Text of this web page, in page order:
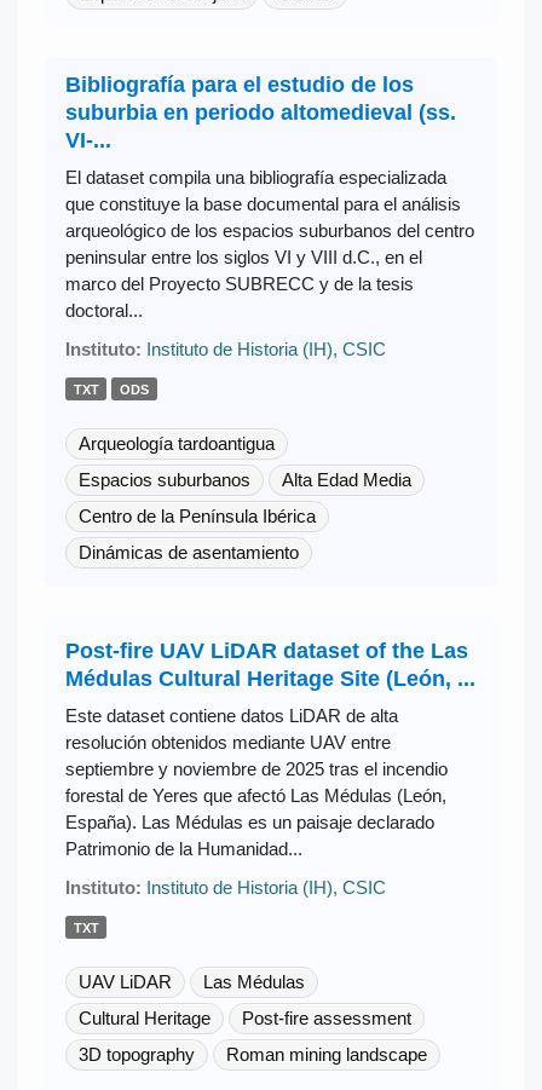
Bibliografía para el estudio de los
suburbia en periodo altomedieval (ss.
VI-...
El dataset compila una bibliografía especializada
que constituye la base documental para el análisis
arqueológico de los espacios suburbanos del centro
peninsular entre los siglos VI y VIII d.C., en el
marco del Proyecto SUBRECC y de la tesis
doctoral...
Instituto: Instituto de Historia (IH), CSIC
TXT ODS
Arqueología tardoantigua
Espacios suburbanos
Alta Edad Media
Centro de la Península Ibérica
Dinámicas de asentamiento
Post-fire UAV LiDAR dataset of the Las
Médulas Cultural Heritage Site (León, ...
Este dataset contiene datos LiDAR de alta
resolución obtenidos mediante UAV entre
septiembre y noviembre de 2025 tras el incendio
forestal de Yeres que afectó Las Médulas (León,
España). Las Médulas es un paisaje declarado
Patrimonio de la Humanidad...
Instituto: Instituto de Historia (IH), CSIC
TXT
UAV LiDAR
Las Médulas
Cultural Heritage
Post-fire assessment
3D topography
Roman mining landscape